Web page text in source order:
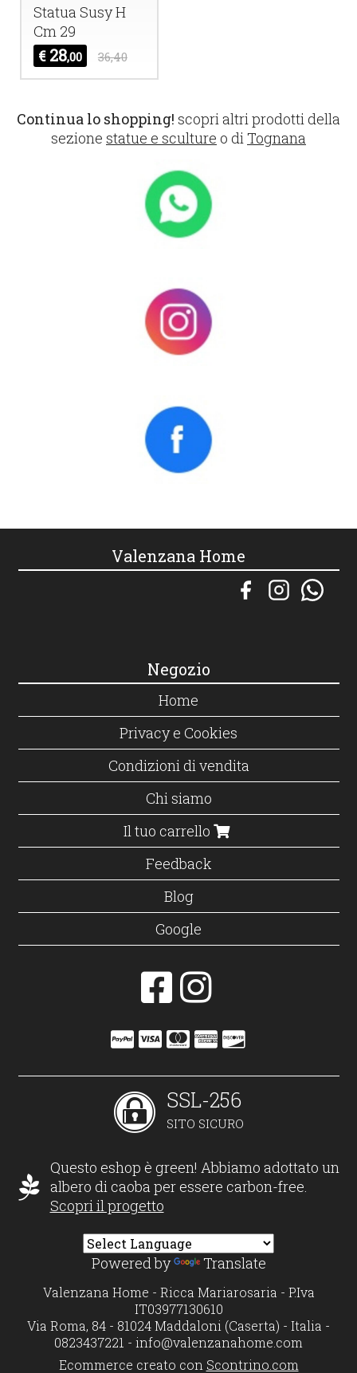
Statua Susy H
Cm 29
€ 28,00 36,40
Continua lo shopping! scopri altri prodotti della
sezione statue e sculture o diTognana
Valenzana Home
Negozio
Home
Privacy e Cookies
Condizioni di vendita
Chi siamo
Il tuo carrello
Feedback
Blog
Google
SSL-256
SITO SICURO
Questo eshop è green! Abbiamo adottato un
albero di caoba per essere carbon-free.
Scopri il progetto
Powered by Translate
Valenzana Home - Ricca Mariarosaria - P.Iva
IT03977130610
Via Roma, 84 - 81024 Maddaloni (Caserta) - Italia -
0823437221 - info@valenzanahome.com
Ecommerce creato con Scontrino.com